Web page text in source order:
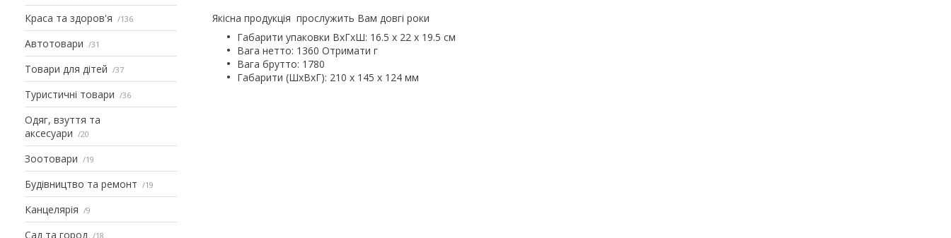
Краса та здоров'я 136
Автотовари 31
Товари для дітей 37
Туристичні товари 36
Одяг, взуття та
аксесуари
20
Зоотовари 19
Будівництво та ремонт 19
Канцелярія 9
Сад та город 18
Якісна продукція прослужить Вам довгі роки
Габарити упаковки ВхГхШ: 16.5 х 22 х 19.5 см
Вага нетто: 1360 Отримати г
Вага брутто: 1780
Габарити (ШхВхГ): 210 х 145 х 124 мм